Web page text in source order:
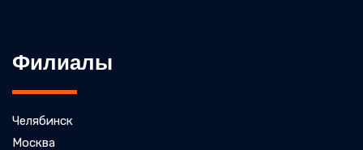
Филиалы
Челябинск
Москва